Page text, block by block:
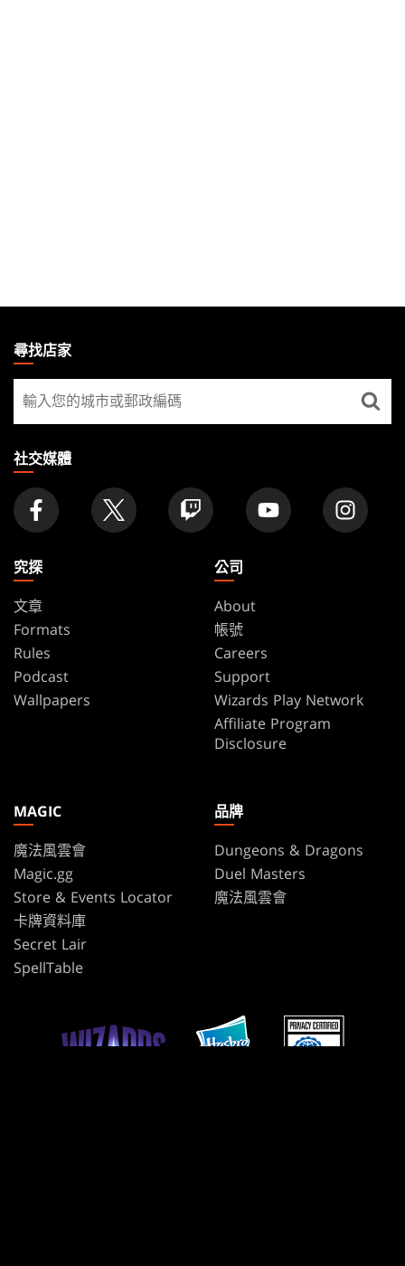
THE
GATHERING
FOOTER
尋找店家
尋
找
家
社交媒體
究探
文章
Formats
Rules
Podcast
Wallpapers
公司
About
帳號
Careers
Support
Wizards Play Network
Affiliate Program
Disclosure
MAGIC
魔法風雲會
Magic.gg
Store & Events Locator
卡牌資料庫
Secret Lair
SpellTable
品牌
Dungeons & Dragons
Duel Masters
魔法風雲會